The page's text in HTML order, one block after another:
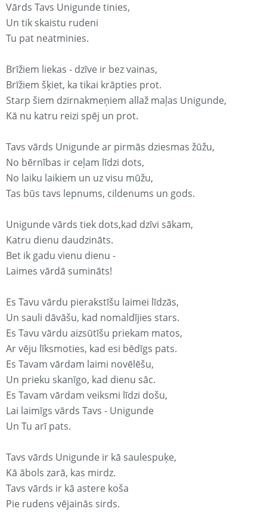
Vārds Tavs Unigunde tinies,
Un tik skaistu rudeni
Tu pat neatminies.
Brīžiem liekas - dzīve ir bez vainas,
Brīžiem šķiet, ka tikai krāpties prot.
Starp šiem dzirnakmeņiem allaž maļas Unigunde,
Kā nu katru reizi spēj un prot.
Tavs vārds Unigunde ar pirmās dziesmas žūžu,
No bērnības ir ceļam līdzi dots,
No laiku laikiem un uz visu mūžu,
Tas būs tavs lepnums, cildenums un gods.
Unigunde vārds tiek dots,kad dzīvi sākam,
Katru dienu daudzināts.
Bet ik gadu vienu dienu -
Laimes vārdā sumināts!
Es Tavu vārdu pierakstīšu laimei līdzās,
Un sauli dāvāšu, kad nomaldījies stars.
Es Tavu vārdu aizsūtīšu priekam matos,
Ar vēju līksmoties, kad esi bēdīgs pats.
Es Tavam vārdam laimi novēlēšu,
Un prieku skanīgo, kad dienu sāc.
Es Tavam vārdam veiksmi līdzi došu,
Lai laimīgs vārds Tavs - Unigunde
Un Tu arī pats.
Tavs vārds Unigunde ir kā saulespuķe,
Kā ābols zarā, kas mirdz.
Tavs vārds ir kā astere koša
Pie rudens vējainās sirds.